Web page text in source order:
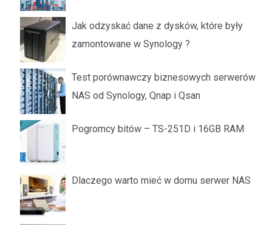
Jak odzyskać dane z dysków, które były
zamontowane w Synology ?
Test porównawczy biznesowych serwerów
NAS od Synology, Qnap i Qsan
Pogromcy bitów – TS-251D i 16GB RAM
Dlaczego warto mieć w domu serwer NAS